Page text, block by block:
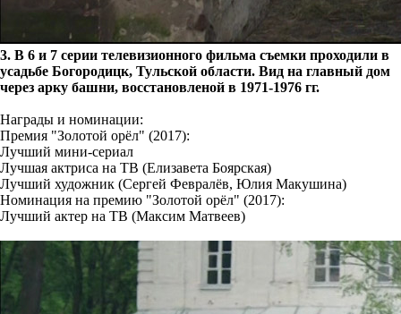
3. В 6 и 7 серии телевизионного фильма съемки проходили в
усадьбе Богородицк, Тульской области. Вид на главный дом
через арку башни, восстановленой в 1971-1976 гг.
Награды и номинации:
Премия "Золотой орёл" (2017):
Лучший мини-сериал
Лучшая актриса на ТВ (Елизавета Боярская)
Лучший художник (Сергей Февралёв, Юлия Макушина)
Номинация на премию "Золотой орёл" (2017):
Лучший актер на ТВ (Максим Матвеев)